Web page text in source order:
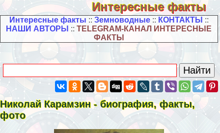
Интересные факты
Интересные факты :: Земноводные:: КОНТАКТЫ ::
НАШИ АВТОРЫ ::TELEGRAM-КАНАЛ ИНТЕРЕСНЫЕ
ФАКТЫ
Николай Карамзин - биография, факты,
фото